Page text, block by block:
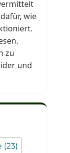
wie
zu
und
(23)